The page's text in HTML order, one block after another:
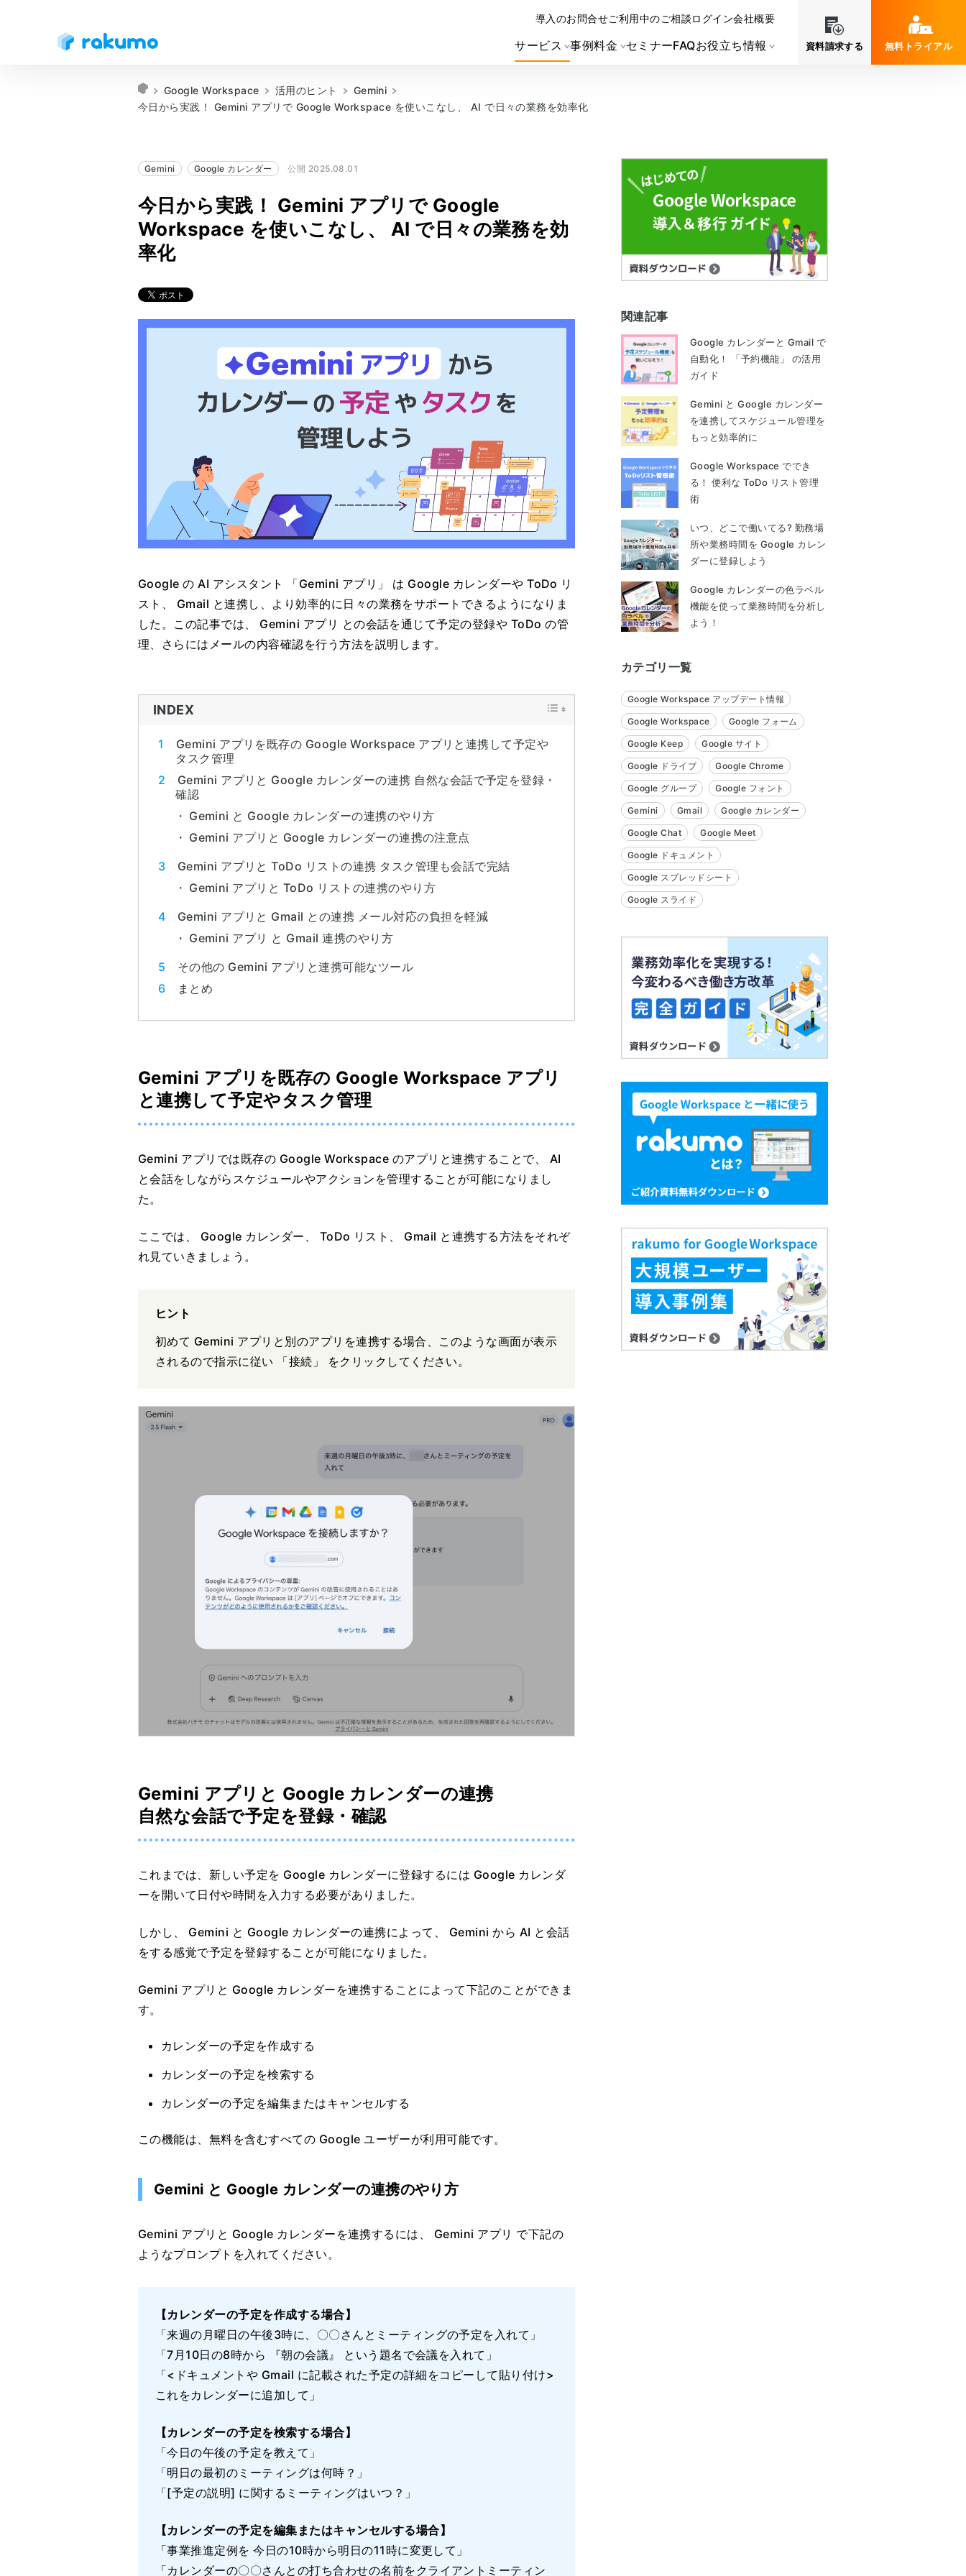
サービス 事例料金 セミナーFAQお役立ち情報
導入のお問合せご利用中のご相談ログイン会社概要
資料請求する 無料トライアル
Google Workspace 活用のヒント
Gemini
今日から実践！ Gemini アプリで Google Workspace を使いこなし、 AI で日々の業務を効率化
Gemini Google カレンダー 公開 2025.08.01
今日から実践！ Gemini アプリで Google
Workspace を使いこなし、 AI で日々の業務を効
率化
Google の AI アシスタント 「Gemini アプリ」 は Google カレンダーや ToDo リ
スト、 Gmail と連携し、より効率的に日々の業務をサポートできるようになりま
した。この記事では、 Gemini アプリ との会話を通じて予定の登録や ToDo の管
理、さらにはメールの内容確認を行う方法を説明します。
INDEX
Gemini アプリを既存の Google Workspace アプリと連携して予定や
タスク管理
Gemini アプリと Google カレンダーの連携 自然な会話で予定を登録・
確認
Gemini と Google カレンダーの連携のやり方
Gemini アプリと Google カレンダーの連携の注意点
Gemini アプリと ToDo リストの連携 タスク管理も会話で完結
Gemini アプリと ToDo リストの連携のやり方
Gemini アプリと Gmail との連携 メール対応の負担を軽減
Gemini アプリ と Gmail 連携のやり方
その他の Gemini アプリと連携可能なツール
まとめ
Gemini アプリを既存の Google Workspace アプリ
と連携して予定やタスク管理
Gemini アプリでは既存の Google Workspace のアプリと連携することで、 AI
と会話をしながらスケジュールやアクションを管理することが可能になりまし
た。
ここでは、 Google カレンダー、 ToDo リスト、 Gmail と連携する方法をそれぞ
れ見ていきましょう。
ヒント
初めて Gemini アプリと別のアプリを連携する場合、このような画面が表示
されるので指示に従い 「接続」 をクリックしてください。
Gemini アプリと Google カレンダーの連携
自然な会話で予定を登録・確認
これまでは、新しい予定を Google カレンダーに登録するには Google カレンダ
ーを開いて日付や時間を入力する必要がありました。
しかし、 Gemini と Google カレンダーの連携によって、 Gemini から AI と会話
をする感覚で予定を登録することが可能になりました。
Gemini アプリと Google カレンダーを連携することによって下記のことができま
す。
カレンダーの予定を作成する
カレンダーの予定を検索する
カレンダーの予定を編集またはキャンセルする
この機能は、無料を含むすべての Google ユーザーが利用可能です。
Gemini と Google カレンダーの連携のやり方
Gemini アプリと Google カレンダーを連携するには、 Gemini アプリ で下記の
ようなプロンプトを入れてください。
【カレンダーの予定を作成する場合】
「来週の月曜日の午後3時に、〇〇さんとミーティングの予定を入れて」
「7月10日の8時から 『朝の会議』 という題名で会議を入れて」
「<ドキュメントや Gmail に記載された予定の詳細をコピーして貼り付け>
これをカレンダーに追加して」
【カレンダーの予定を検索する場合】
「今日の午後の予定を教えて」
「明日の最初のミーティングは何時？」
「[予定の説明] に関するミーティングはいつ？」
【カレンダーの予定を編集またはキャンセルする場合】
「事業推進定例を 今日の10時から明日の11時に変更して」
「カレンダーの〇〇さんとの打ち合わせの名前をクライアントミーティン
関連記事
Google カレンダーと Gmail で
自動化！ 「予約機能」 の活用
ガイド
Gemini と Google カレンダー
を連携してスケジュール管理を
もっと効率的に
Google Workspace ででき
る！ 便利な ToDo リスト管理
術
いつ、どこで働いてる? 勤務場
所や業務時間を Google カレン
ダーに登録しよう
Google カレンダーの色ラベル
機能を使って業務時間を分析し
よう！
カテゴリ一覧
Google Workspace アップデート情報
Google Workspace Google フォーム
Google Keep Google サイト
Google ドライブ Google Chrome
Google グループ Google フォント
Gemini Gmail Google カレンダー
Google Chat Google Meet
Google ドキュメント
Google スプレッドシート
Google スライド